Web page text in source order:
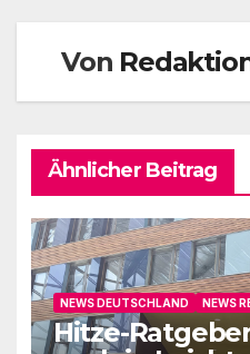
Von
Ähnlicher Beitrag
NEWS DEUTSCHLAND NEWS
Hitze-